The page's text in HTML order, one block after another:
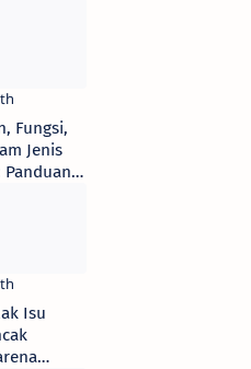
Fungsi,
Jenis
Panduan
Isu